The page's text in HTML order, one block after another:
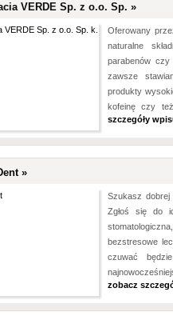
VERDE Sp. z o.o. Sp. »
Oferowany
naturalne
parabenów czy
zawsze
produkty
kofeinę czy
szczegóły
»
Szukasz dobrej
Zgłoś się do
bezstresowe
czuwać
zobacz